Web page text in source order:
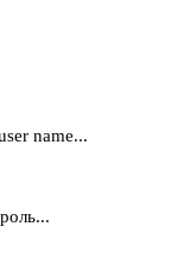
name...